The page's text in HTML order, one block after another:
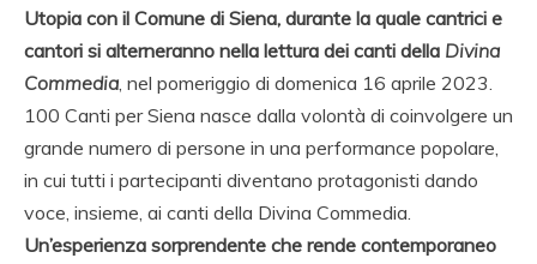
Utopia con il Comune di Siena, durante la quale cantrici e
cantori si alterneranno nella lettura dei canti della Divina
Commedia, nel pomeriggio di domenica 16 aprile 2023.
100 Canti per Siena nasce dalla volontà di coinvolgere un
grande numero di persone in una performance popolare,
in cui tutti i partecipanti diventano protagonisti dando
voce, insieme, ai canti della Divina Commedia.
Un’esperienza sorprendente che rende contemporaneo